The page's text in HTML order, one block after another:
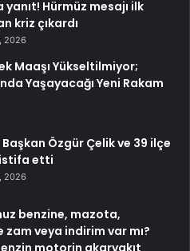
yanıt! Hürmüz mesajı ilk
kriz çıkardı
2026
Maaşı Yükseltilmiyor;
Yaşayacağı Yeni Rakam
Başkan Özgür Çelik ve 39 ilçe
istifa etti
2026
benzine, mazota,
veya indirim var mı?